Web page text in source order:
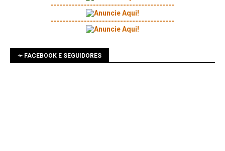
-----------------------------------------
-----------------------------------------
➛ FACEBOOK E SEGUIDORES